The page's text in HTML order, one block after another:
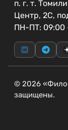
п. г. т.
Центр, 2С,
ПН-ПТ: 09:00
© 2026
защищены.